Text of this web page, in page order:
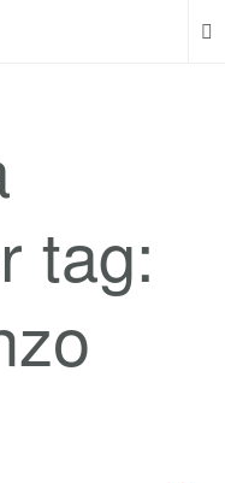
tag: